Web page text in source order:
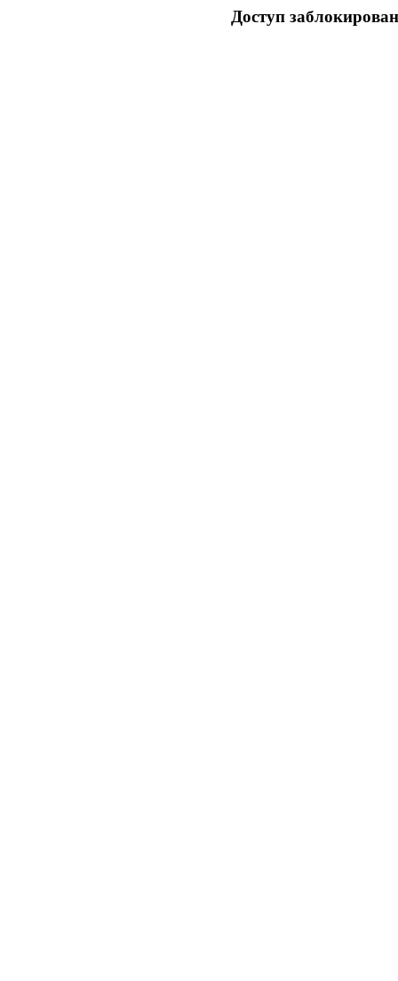
Доступ